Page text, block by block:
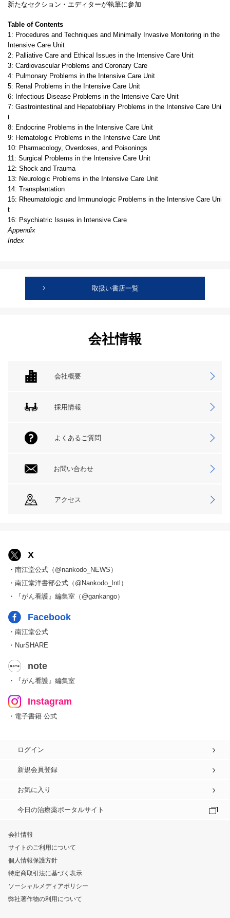
新たなセクション・エディターが執筆に参加
Table of Contents
1: Procedures and Techniques and Minimally Invasive Monitoring in the
Intensive Care Unit
2: Palliative Care and Ethical Issues in the Intensive Care Unit
3: Cardiovascular Problems and Coronary Care
4: Pulmonary Problems in the Intensive Care Unit
5: Renal Problems in the Intensive Care Unit
6: Infectious Disease Problems in the Intensive Care Unit
7: Gastrointestinal and Hepatobiliary Problems in the Intensive Care Uni
t
8: Endocrine Problems in the Intensive Care Unit
9: Hematologic Problems in the Intensive Care Unit
10: Pharmacology, Overdoses, and Poisonings
11: Surgical Problems in the Intensive Care Unit
12: Shock and Trauma
13: Neurologic Problems in the Intensive Care Unit
14: Transplantation
15: Rheumatologic and Immunologic Problems in the Intensive Care Uni
t
16: Psychiatric Issues in Intensive Care
Appendix
Index
取扱い書店一覧
会社情報
会社概要
採用情報
よくあるご質問
お問い合わせ
アクセス
X
・南江堂公式（@nankodo_NEWS）
・南江堂洋書部公式（@Nankodo_Intl）
・『がん看護』編集室（@gankango）
Facebook
・南江堂公式
・NurSHARE
note
・『がん看護』編集室
Instagram
・電子書籍 公式
ログイン
新規会員登録
お気に入り
今日の治療薬ポータルサイト
会社情報
サイトのご利用について
個人情報保護方針
特定商取引法に基づく表示
ソーシャルメディアポリシー
弊社著作物の利用について